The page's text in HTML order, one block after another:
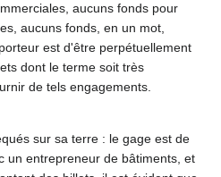
aucuns fonds pour
aucuns fonds, en un mot,
est d'être perpétuellement
dont le terme soit très
de tels engagements.
sur sa terre : le gage est de
un entrepreneur de bâtiments, et